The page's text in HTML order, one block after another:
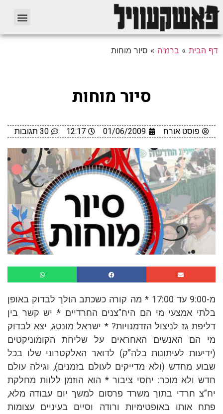
דף הבית » ברנז'ה » סיור מוחות
סיור מוחות
פוסט אורח 01/06/2009
12:17 30 תגובות
מ-9:00 עד 17:00 * מה קורה כשכתב הולך לבדוק באופן
בלתי אמצעי מי הם היח”צנים החרדיים * יש קשר בין
דליפת גז לניצול הזדמנויות? * ישראל מונטג, יצא לבדוק
מי הם האנשים האחראים על שליחת הקומוניקטים
(ידיעות לעיתונות בלה”ק) לדואר האלקטרוני שלו בכל
שבוע מחדש (ולא מדייקים לעולם בזמנים), וגילה עולם
חדש ולא מוכר: יחסי ציבור * הוא הוזמן ללוות מחלקת
יח”צ חרדי בתוך משרד פרסום למשך יום עבודה מלא,
פתח אותו באופטימיות ורודה וסיים בעיניים עצומות